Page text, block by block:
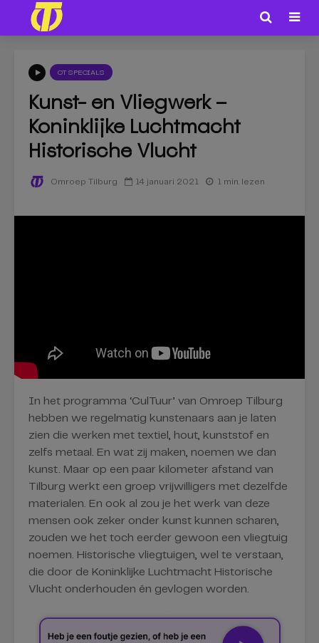
OT SPECIALS
Kunst- en Vliegwerk –
Koninklijke Luchtmacht
Historische Vlucht
Omroep Tilburg 14 januari 2021 1 min. lezen
In het programma ‘CulTuur’ van Omroep Tilburg
hebben we regelmatig kunstenaars aan je laten
zien die werken met textiel, hout, kunststof en
zelfs metaal. En wat zij maken, noemen we dan
kunst. Maar op een paar kilometer afstand van
Tilburg werkt een groep vrijwilligers met dezelfde
materialen. En ook al zou je het werk van deze
mensen ook zeker onder kunst kunnen scharen,
zouden we het toch eerder gewoon een vliegtuig
noemen. Historische vliegtuigen, wel te verstaan,
die door de Koninklijke Luchtmacht Historische
Vlucht onderhouden én gevlogen worden.